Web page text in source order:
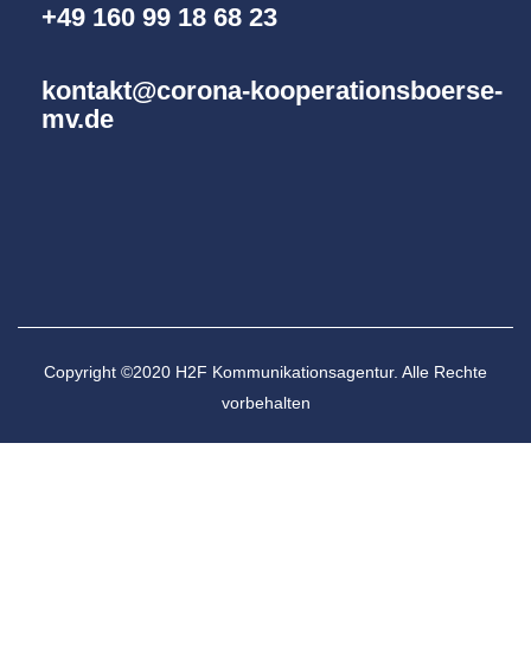
+49 160 99 18 68 23
kontakt@corona-kooperationsboerse-
mv.de
Copyright ©2020 H2F Kommunikationsagentur. Alle Rechte
vorbehalten